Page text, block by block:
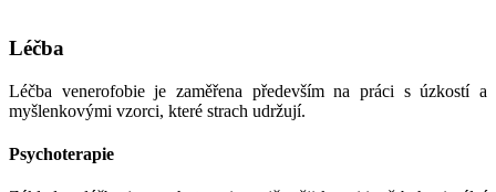
Léčba
Léčba venerofobie je zaměřena především na práci s úzkostí a
myšlenkovými vzorci, které strach udržují.
Psychoterapie